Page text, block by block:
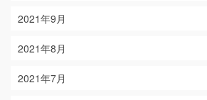
2021年9月
2021年8月
2021年7月